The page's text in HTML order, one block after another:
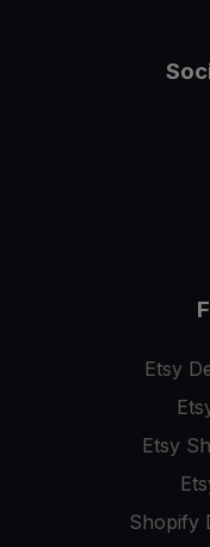
Etsy
Etsy
Shopify